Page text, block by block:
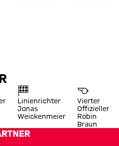
Linienrichter
Jonas
Weickenmeier
Vierter
Offizieller
Robin
Braun